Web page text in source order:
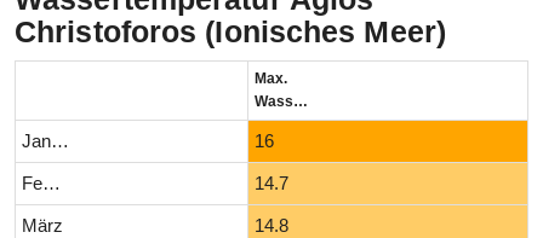
Christoforos (Ionisches Meer)
Max.
Wassertemperatur (°C)
Januar 16
Februar 14.7
März 14.8